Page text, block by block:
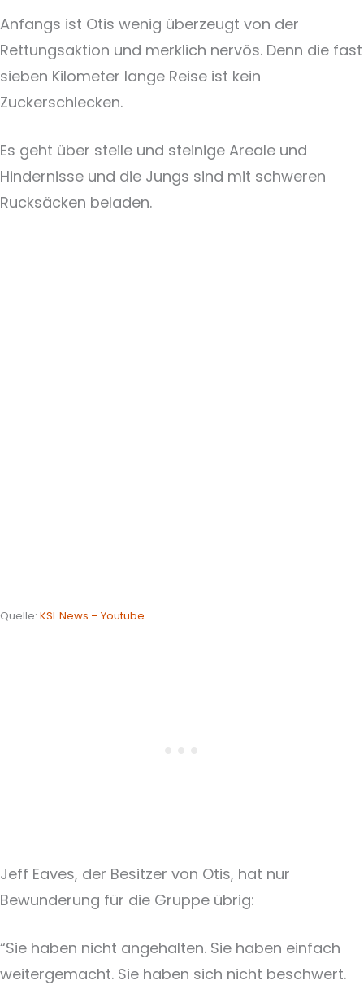
Anfangs ist Otis wenig überzeugt von der
Rettungsaktion und merklich nervös. Denn die fast
sieben Kilometer lange Reise ist kein
Zuckerschlecken.
Es geht über steile und steinige Areale und
Hindernisse und die Jungs sind mit schweren
Rucksäcken beladen.
Quelle: KSL News – Youtube
Jeff Eaves, der Besitzer von Otis, hat nur
Bewunderung für die Gruppe übrig:
“Sie haben nicht angehalten. Sie haben einfach
weitergemacht. Sie haben sich nicht beschwert.